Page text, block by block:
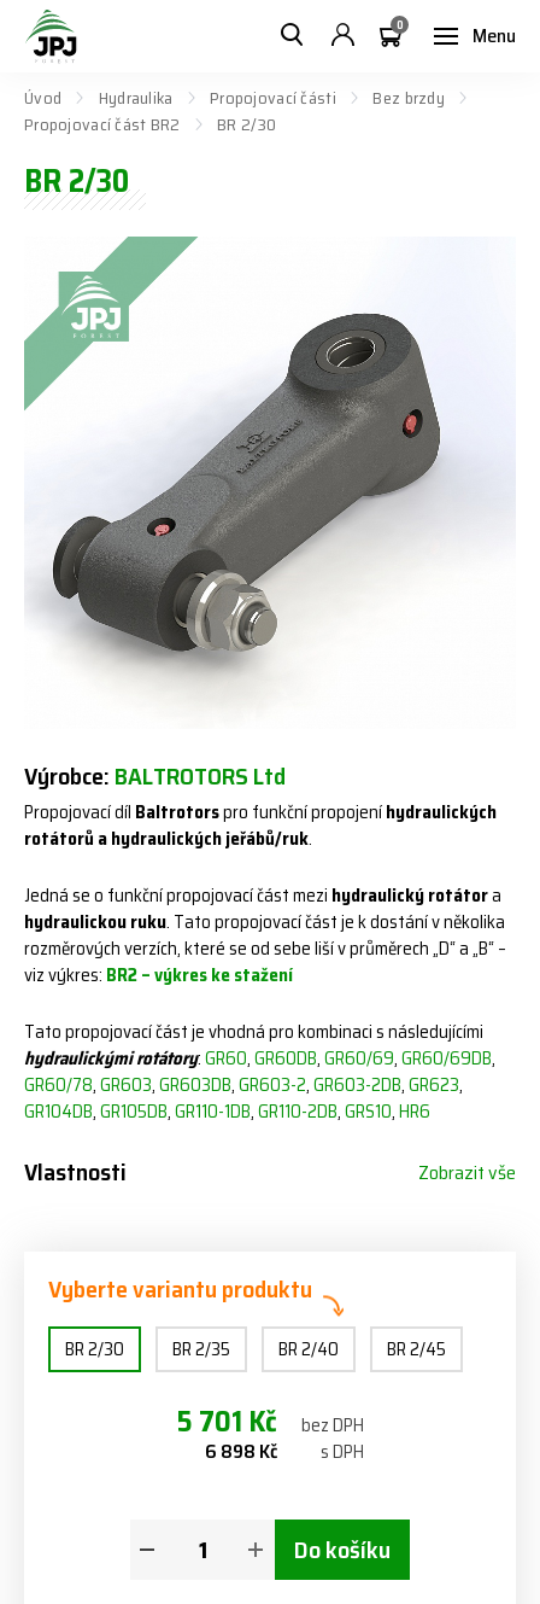
Menu
0
Úvod Hydraulika Propojovací části
Bez brzdy
Propojovací část BR2
BR 2/30
BR 2/30
Výrobce:BALTROTORS Ltd
Propojovací díl Baltrotorspro funkční propojeníhydraulických
rotátorů a hydraulických jeřábů/ruk.
Jedná se o funkční propojovací část mezi hydraulický rotátora
hydraulickou ruku. Tato propojovací část je k dostání v několika
rozměrových verzích, které se od sebe liší v průměrech „D“ a „B“ –
viz výkres: BR2 – výkres ke stažení
Tato propojovací část je vhodná pro kombinaci s následujícími
hydraulickými rotátory:GR60,GR60DB,GR60/69,GR60/69DB,
GR60/78,GR603,GR603DB,GR603-2,GR603-2DB,GR623,
GR104DB,GR105DB,GR110-1DB,GR110-2DB,GRS10,HR6
Vlastnosti Zobrazit vše
Vyberte variantu produktu
BR 2/30 BR 2/35 BR 2/40 BR 2/45
5 701 Kč bez DPH
6 898 Kč s DPH
Do košíku